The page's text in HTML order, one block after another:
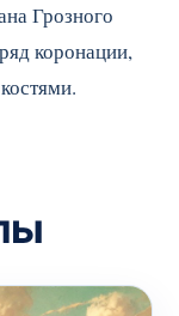
Грозного
коронации,